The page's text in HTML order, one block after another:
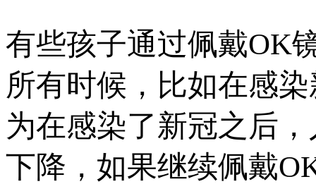
有些孩子通过佩戴OK
所有时候，比如在感
为在感染了新冠之后
下降，如果继续佩戴